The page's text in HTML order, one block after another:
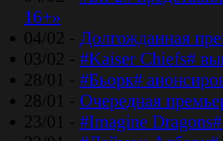
16+»
04/02 - Долгожданная
03/02 - #Kaiser Chiefs#
28/01 - #Бьорк#
28/01 - Очередная
23/01 - #Imagine